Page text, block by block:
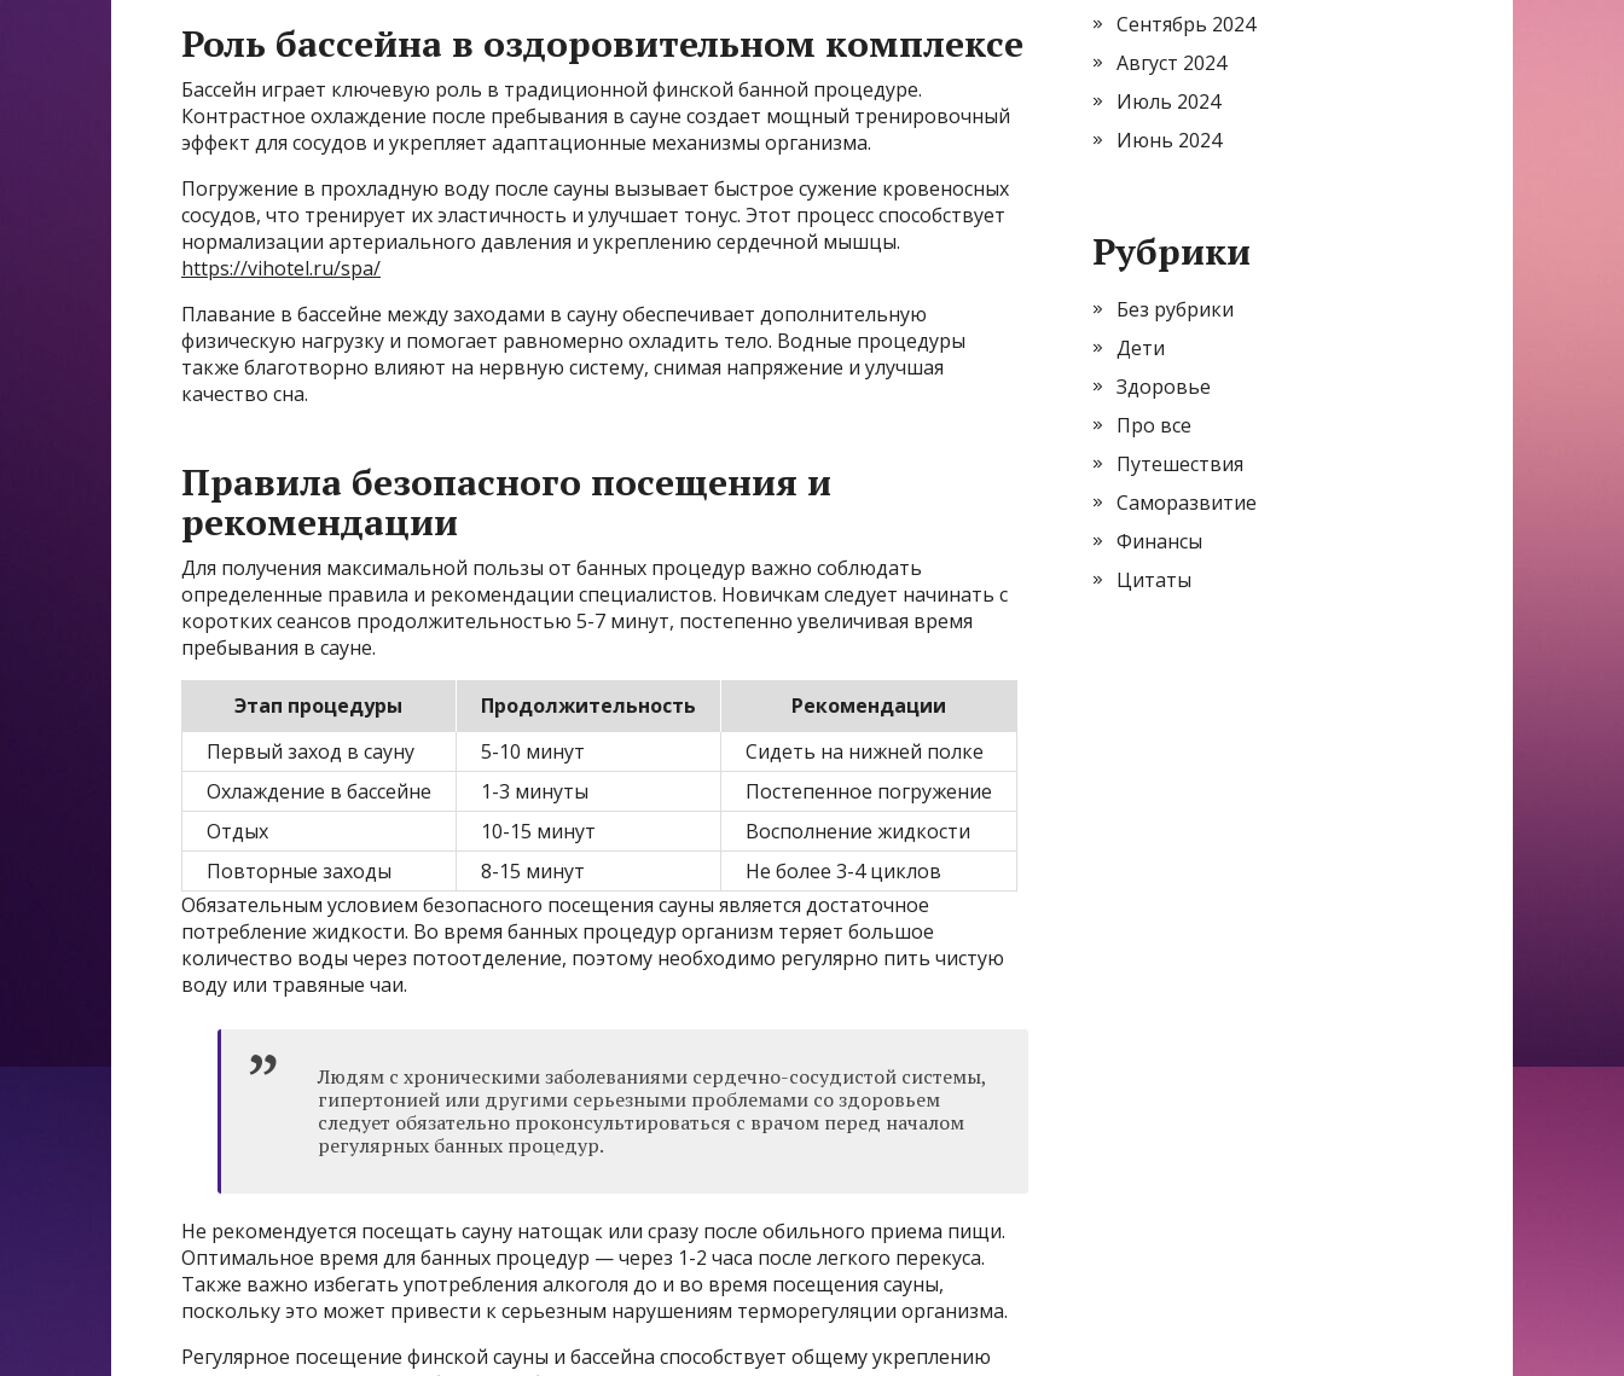
Роль бассейна в оздоровительном комплексе
Бассейн играет ключевую роль в традиционной финской банной процедуре.
Контрастное охлаждение после пребывания в сауне создает мощный тренировочный
эффект для сосудов и укрепляет адаптационные механизмы организма.
Погружение в прохладную воду после сауны вызывает быстрое сужение кровеносных
сосудов, что тренирует их эластичность и улучшает тонус. Этот процесс способствует
нормализации артериального давления и укреплению сердечной мышцы.
https://vihotel.ru/spa/
Плавание в бассейне между заходами в сауну обеспечивает дополнительную
физическую нагрузку и помогает равномерно охладить тело. Водные процедуры
также благотворно влияют на нервную систему, снимая напряжение и улучшая
качество сна.
Правила безопасного посещения и
рекомендации
Для получения максимальной пользы от банных процедур важно соблюдать
определенные правила и рекомендации специалистов. Новичкам следует начинать с
коротких сеансов продолжительностью 5-7 минут, постепенно увеличивая время
пребывания в сауне.
Этап процедуры Продолжительность
Рекомендации
Первый заход в сауну
5-10 минут
Сидеть на нижней полке
Охлаждение в бассейне
1-3 минуты
Постепенное погружение
Отдых
10-15 минут
Восполнение жидкости
Повторные заходы
8-15 минут
Не более 3-4 циклов
Обязательным условием безопасного посещения сауны является достаточное
потребление жидкости. Во время банных процедур организм теряет большое
количество воды через потоотделение, поэтому необходимо регулярно пить чистую
воду или травяные чаи.
Людям с хроническими заболеваниями сердечно-сосудистой системы,
гипертонией или другими серьезными проблемами со здоровьем
следует обязательно проконсультироваться с врачом перед началом
регулярных банных процедур.
Не рекомендуется посещать сауну натощак или сразу после обильного приема пищи.
Оптимальное время для банных процедур — через 1-2 часа после легкого перекуса.
Также важно избегать употребления алкоголя до и во время посещения сауны,
поскольку это может привести к серьезным нарушениям терморегуляции организма.
Регулярное посещение финской сауны и бассейна способствует общему укреплению
Сентябрь 2024
Август 2024
Июль 2024
Июнь 2024
Рубрики
Без рубрики
Дети
Здоровье
Про все
Путешествия
Саморазвитие
Финансы
Цитаты